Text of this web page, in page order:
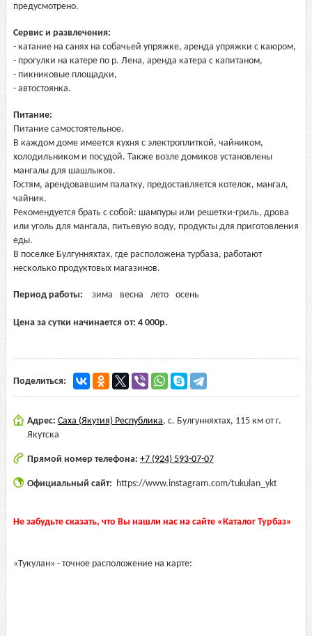
предусмотрено.
Сервис и развлечения:
- катание на санях на собачьей упряжке, аренда упряжки с каюром,
- прогулки на катере по р. Лена, аренда катера с капитаном,
- пикниковые площадки,
- автостоянка.
Питание:
Питание самостоятельное.
В каждом доме имеется кухня с электроплиткой, чайником,
холодильником и посудой. Также возле домиков установлены
мангалы для шашлыков.
Гостям, арендовавшим палатку, предоставляется котелок, мангал,
чайник.
Рекомендуется брать с собой: шампуры или решетки-гриль, дрова
или уголь для мангала, питьевую воду, продукты для приготовления
еды.
В поселке Булгунняхтах, где расположена турбаза, работают
несколько продуктовых магазинов.
Период работы: зима весна лето осень
Цена за сутки начинается от: 4 000р.
Поделиться:
Адрес: Саха (Якутия) Республика, с. Булгунняхтах, 115 км от г.
Якутска
Прямой номер телефона: +7 (924) 593-07-07
Официальный сайт: https://www.instagram.com/tukulan_ykt
Не забудьте сказать, что Вы нашли нас на сайте «Каталог Турбаз»
«Тукулан» - точное расположение на карте: